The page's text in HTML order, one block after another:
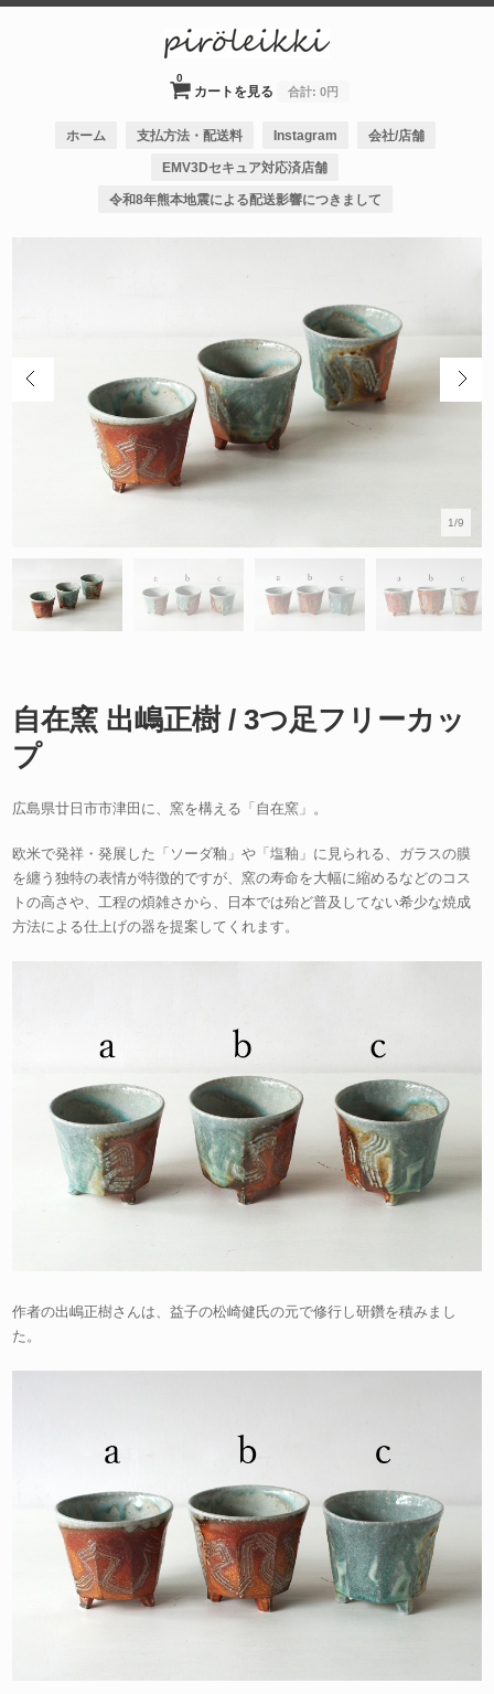
カートを見る
0
合計: 0円
ホーム 支払方法・配送料 Instagram 会社/店舗
EMV3Dセキュア対応済店舗
令和8年熊本地震による配送影響につきまして
1/9
自在窯 出嶋正樹 / 3つ足フリーカッ
プ
広島県廿日市市津田に、窯を構える「自在窯」。
欧米で発祥・発展した「ソーダ釉」や「塩釉」に見られる、ガラスの膜
を纏う独特の表情が特徴的ですが、窯の寿命を大幅に縮めるなどのコス
トの高さや、工程の煩雑さから、日本では殆ど普及してない希少な焼成
方法による仕上げの器を提案してくれます。
作者の出嶋正樹さんは、益子の松崎健氏の元で修行し研鑽を積みまし
た。